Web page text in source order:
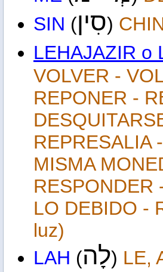
SIN (סִין)
LEHAJAZIR o
VOLVER -
REPONER -
REPRESALIA
MISMA
RESPONDER
LO DEBIDO -
luz)
LAH (לָה) LE,